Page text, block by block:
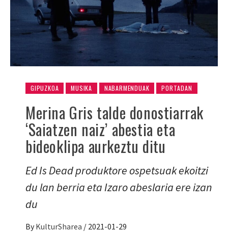
GIPUZKOA MUSIKA NABARMENDUAK PORTADAN
Merina Gris talde donostiarrak
‘Saiatzen naiz’ abestia eta
bideoklipa aurkeztu ditu
Ed Is Dead produktore ospetsuak ekoitzi
du lan berria eta Izaro abeslaria ere izan
du
By KulturSharea / 2021-01-29